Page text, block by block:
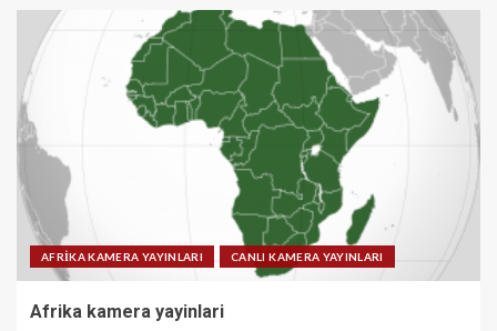
AFRİKA KAMERA YAYINLARI CANLI KAMERA YAYINLARI
Afrika kamera yayinlari